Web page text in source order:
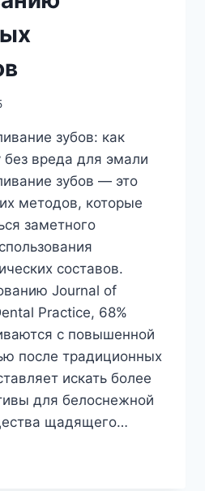
зубов: как
без вреда для эмали
зубов — это
методов, которые
заметного
составов.
Journal of
Practice, 68%
с повышенной
после традиционных
искать более
для белоснежной
щадящего…